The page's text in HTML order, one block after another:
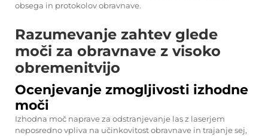
obsega in protokolov obravnave.
Razumevanje zahtev glede
moči za obravnave z visoko
obremenitvijo
Ocenjevanje zmogljivosti izhodne
moči
Izhodna moč naprave za odstranjevanje las z laserjem
neposredno vpliva na učinkovitost obravnave in trajanje sej,